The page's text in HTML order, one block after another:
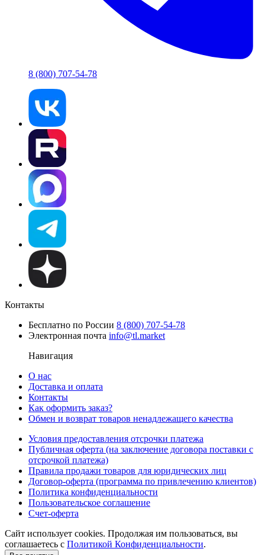
8 (800) 707-54-78
Контакты
Бесплатно по России 8 (800) 707-54-78
Электронная почта info@tl.market
Навигация
О нас
Доставка и оплата
Контакты
Как оформить заказ?
Обмен и возврат товаров ненадлежащего качества
Условия предоставления отсрочки платежа
Публичная оферта (на заключение договора поставки с
отсрочкой платежа)
Правила продажи товаров для юридических лиц
Договор-оферта (программа по привлечению клиентов)
Политика конфиденциальности
Пользовательское соглашение
Счет-оферта
Сайт использует cookies. Продолжая им пользоваться, вы
соглашаетесь c Политикой Конфиденциальности.